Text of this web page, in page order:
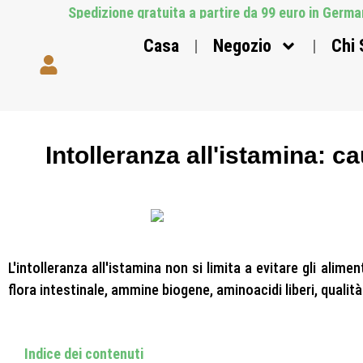
Spedizione gratuita a partire da 99 euro in
Casa Negozio Chi
Intolleranza all'istamina:
L'intolleranza all'istamina non si limita a evitare gli
flora intestinale, ammine biogene, aminoacidi liberi,
Indice dei contenuti